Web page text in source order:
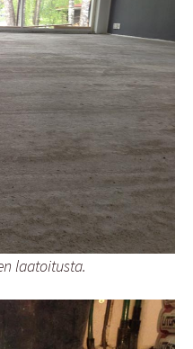
laatoitusta.